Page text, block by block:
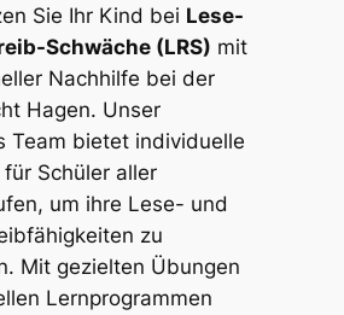
Sie Ihr Kind bei Lese-
Schwäche (LRS) mit
Nachhilfe bei der
Hagen. Unser
Team bietet individuelle
Schüler aller
um ihre Lese- und
zu
Mit gezielten Übungen
Lernprogrammen